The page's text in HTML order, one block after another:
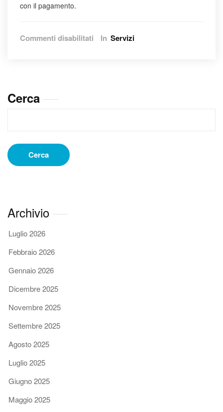
con il pagamento.
Commenti disabilitati suIn Servizi
Cerca
Cerca
Archivio
Luglio 2026
Febbraio 2026
Gennaio 2026
Dicembre 2025
Novembre 2025
Settembre 2025
Agosto 2025
Luglio 2025
Giugno 2025
Maggio 2025